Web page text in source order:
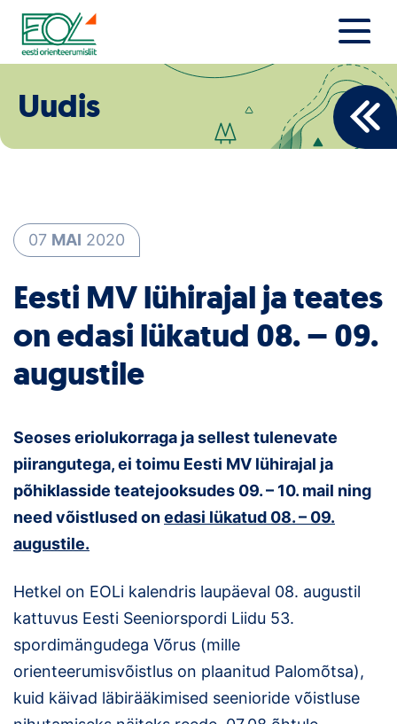
Liigu
sisu
juurde
Estonian Orienteering Federation
Kontakt
EOL
Galerii
Kalender
Koondised
Tule klubisse!
Uudis
07 MAI 2020
Eesti MV lühirajal ja teates
on edasi lükatud 08. – 09.
augustile
Seoses eriolukorraga ja sellest tulenevate
piirangutega, ei toimu Eesti MV lühirajal ja
põhiklasside teatejooksudes 09. – 10. mail ning
need võistlused onedasi lükatud 08. – 09.
augustile.
Hetkel on EOLi kalendris laupäeval 08. augustil
kattuvus Eesti Seeniorspordi Liidu 53.
spordimängudega Võrus (mille
orienteerumisvõistlus on plaanitud Palomõtsa),
kuid käivad läbirääkimised seenioride võistluse